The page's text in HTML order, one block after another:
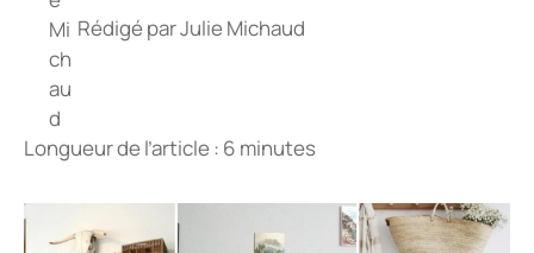
Rédigé parJulie Michaud
Longueur de l’article : 6 minutes